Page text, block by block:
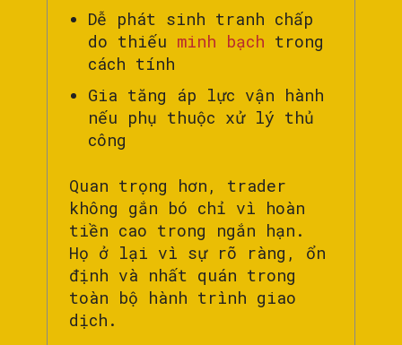
Dễ phát sinh tranh chấp
do thiếu minh bạch trong
cách tính
Gia tăng áp lực vận hành
nếu phụ thuộc xử lý thủ
công
Quan trọng hơn, trader
không gắn bó chỉ vì hoàn
tiền cao trong ngắn hạn.
Họ ở lại vì sự rõ ràng, ổn
định và nhất quán trong
toàn bộ hành trình giao
dịch.